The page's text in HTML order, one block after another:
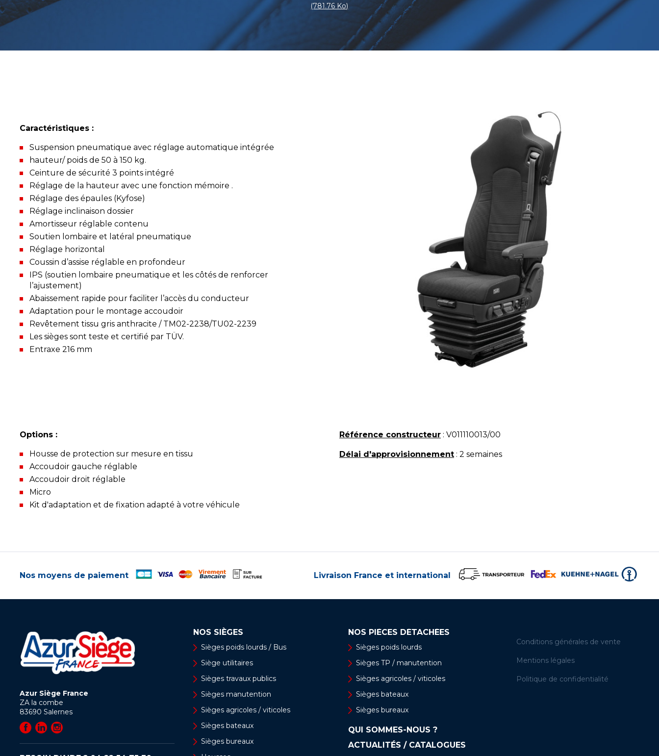
(781.76 Ko)
Caractéristiques :
Suspension pneumatique avec réglage automatique intégrée
hauteur/ poids de 50 à 150 kg.
Ceinture de sécurité 3 points intégré
Réglage de la hauteur avec une fonction mémoire .
Réglage des épaules (Kyfose)
Réglage inclinaison dossier
Amortisseur réglable contenu
Soutien lombaire et latéral pneumatique
Réglage horizontal
Coussin d’assise réglable en profondeur
IPS (soutien lombaire pneumatique et les côtés de renforcer
l’ajustement)
Abaissement rapide pour faciliter l’accès du conducteur
Adaptation pour le montage accoudoir
Revêtement tissu gris anthracite / TM02-2238/TU02-2239
Les sièges sont teste et certifié par TÜV.
Entraxe 216 mm
Options :
Housse de protection sur mesure en tissu
Accoudoir gauche réglable
Accoudoir droit réglable
Micro
Kit d'adaptation et de fixation adapté à votre véhicule
Référence constructeur : V011110013/00
Délai d'approvisionnement : 2 semaines
Nos moyens de paiement Livraison France et international
Azur Siège France
ZA la combe
83690 Salernes
NOS SIÈGES
Sièges poids lourds / Bus
Siège utilitaires
Sièges travaux publics
Sièges manutention
Sièges agricoles / viticoles
Sièges bateaux
Sièges bureaux
NOS PIÈCES DÉTACHÉES
Sièges poids lourds
Sièges TP / manutention
Sièges agricoles / viticoles
Sièges bateaux
Sièges bureaux
QUI SOMMES-NOUS ?
ACTUALITÉS / CATALOGUES
Conditions générales de vente
Mentions légales
Politique de confidentialité